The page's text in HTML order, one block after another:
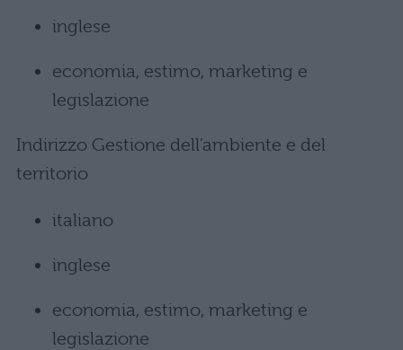
inglese
economia, estimo, marketing e
legislazione
Indirizzo Gestione dell’ambiente e del
territorio
italiano
inglese
economia, estimo, marketing e
legislazione